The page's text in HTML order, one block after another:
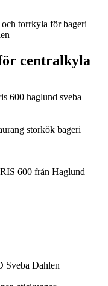
centralkyla
600 från Haglund